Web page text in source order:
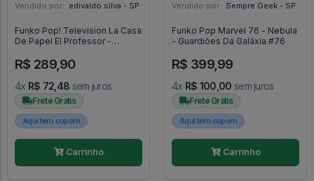
Vendido por: edivaldo silva - SP
Funko Pop! Television La Casa
De Papel El Professor -
#915
R$ 289,90
4x R$ 72,48 sem juros
Frete Grátis
Aqui tem cupom
Carrinho
Vendido por: Sempre Geek - SP
Funko Pop Marvel 76 - Nebula
- Guardiões Da Galáxia #76
R$ 399,99
4x R$ 100,00 sem juros
Frete Grátis
Aqui tem cupom
Carrinho